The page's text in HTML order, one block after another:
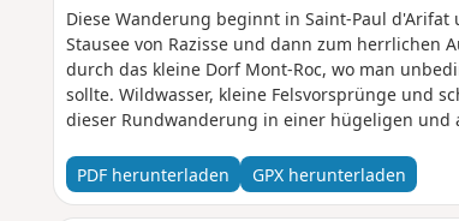
Diese Wanderung beginnt in Saint-Paul
Stausee von Razisse und dann zum herrlichen
durch das kleine Dorf Mont-Roc, wo man
sollte. Wildwasser, kleine Felsvorsprünge und
dieser Rundwanderung in einer hügeligen und
PDF herunterladen
GPX herunterladen